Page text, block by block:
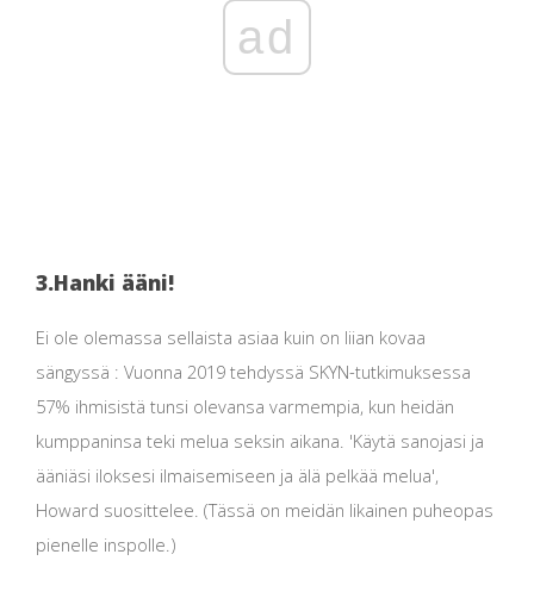
ad
3.Hanki ääni!
Ei ole olemassa sellaista asiaa kuin on liian kovaa
sängyssä : Vuonna 2019 tehdyssä SKYN-tutkimuksessa
57% ihmisistä tunsi olevansa varmempia, kun heidän
kumppaninsa teki melua seksin aikana. 'Käytä sanojasi ja
ääniäsi iloksesi ilmaisemiseen ja älä pelkää melua',
Howard suosittelee. (Tässä on meidän likainen puheopas
pienelle inspolle.)